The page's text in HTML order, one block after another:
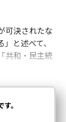
可決されたな
と述べて、
共和・民主統